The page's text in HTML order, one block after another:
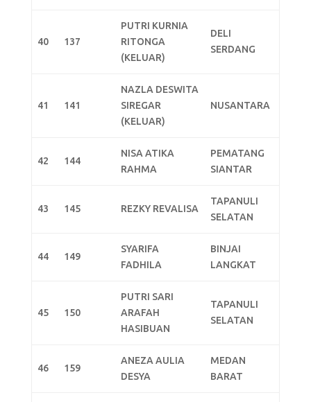
40 137
PUTRI KURNIA
RITONGA
(KELUAR)
DELI
SERDANG
41 141
NAZLA DESWITA
SIREGAR
(KELUAR)
NUSANTARA
42 144
NISA ATIKA
RAHMA
PEMATANG
SIANTAR
43 145 REZKY REVALISA
TAPANULI
SELATAN
44 149
SYARIFA
FADHILA
BINJAI
LANGKAT
45 150
PUTRI SARI
ARAFAH
HASIBUAN
TAPANULI
SELATAN
46 159
ANEZA AULIA
DESYA
MEDAN
BARAT